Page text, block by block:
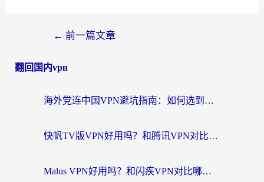
← 前一篇文章
翻回国内vpn
海外党连中国VPN避坑指南：如何选到真正能无缝刷国内资源的加速器？
快帆TV版VPN好用吗？和腾讯VPN对比哪个回国效果更好？海外党必看的真实体验指南
Malus VPN好用吗？和闪疾VPN对比哪个回国效果更好？海外华人的实用避坑指南